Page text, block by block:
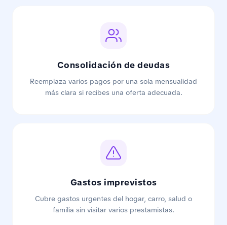
Consolidación de deudas
Reemplaza varios pagos por una sola mensualidad
más clara si recibes una oferta adecuada.
Gastos imprevistos
Cubre gastos urgentes del hogar, carro, salud o
familia sin visitar varios prestamistas.